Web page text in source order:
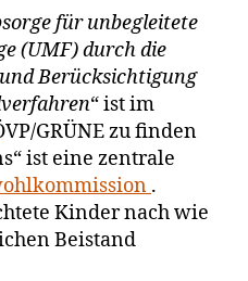
für unbegleitete
(UMF) durch die
Berücksichtigung
“ ist im
GRÜNE zu finden
ist eine zentrale
.
Kinder nach wie
Beistand